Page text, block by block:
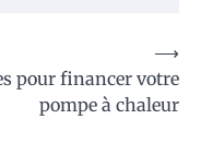
pour financer votre
pompe à chaleur
⟶